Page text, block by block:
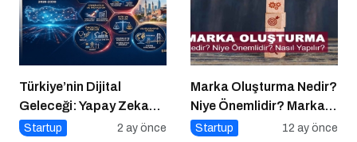
Türkiye’nin Dijital
Geleceği: Yapay Zeka
Çağında “BİLGE”
Startup 2 ay önce
Marka Oluşturma Nedir?
Niye Önemlidir? Marka
Oluşturma Nasıl Yapılır?
Startup 12 ay önce